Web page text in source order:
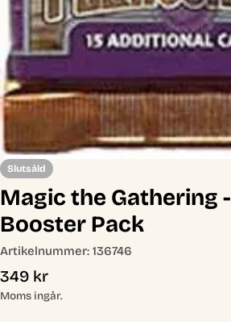
Slutsåld
Magic the Gathering
Booster Pack
Artikelnummer: 136746
Ordinarie
pris
349 kr
Moms ingår.